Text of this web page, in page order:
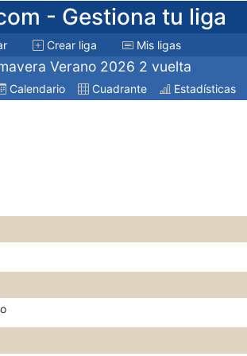
- Gestiona tu liga
Crear liga Mis ligas
Verano 2026 2 vuelta
Calendario Cuadrante Estadísticas